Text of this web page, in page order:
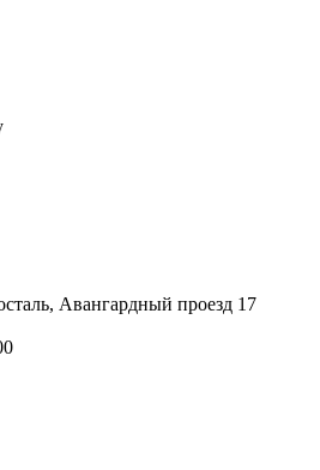
Авангардный проезд 17